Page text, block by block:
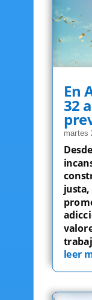
En
32
martes
leer